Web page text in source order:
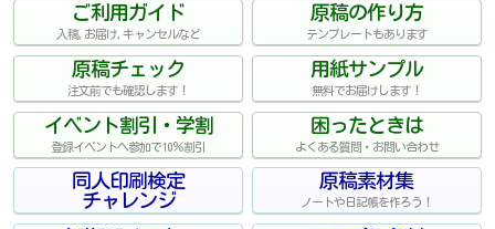
ご利用ガイド
入稿,お届け,キャンセルなど
原稿の作り方
テンプレートもあります
原稿チェック
注文前でも確認します！
用紙サンプル
無料でお届けします！
イベント割引・学割
登録イベントへ参加で10％割引
困ったときは
よくある質問・お問い合わせ
同人印刷検定
チャレンジ
原稿素材集
ノートや日記帳を作ろう！